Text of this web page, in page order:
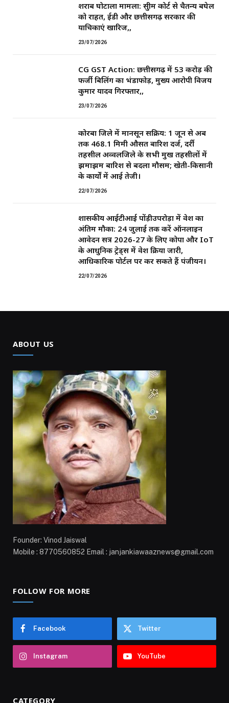
शराब घोटाला मामला: सुप्रीम कोर्ट से चैतन्य बघेल
को राहत, ईडी और छत्तीसगढ़ सरकार की
याचिकाएं खारिज,,
23/07/2026
CG GST Action: छत्तीसगढ़ में 53 करोड़ की
फर्जी बिलिंग का भंडाफोड़, मुख्य आरोपी विजय
कुमार यादव गिरफ्तार,,
23/07/2026
कोरबा जिले में मानसून सक्रिय: 1 जून से अब
तक 468.1 मिमी औसत बारिश दर्ज, दर्री
तहसील अव्वलजिले के सभी प्रमुख तहसीलों में
झमाझम बारिश से बदला मौसम; खेती-किसानी
के कार्यों में आई तेजी।
22/07/2026
शासकीय आईटीआई पोंड़ीउपरोड़ा में प्रवेश का
अंतिम मौका: 24 जुलाई तक करें ऑनलाइन
आवेदन सत्र 2026-27 के लिए कोपा और IoT
के आधुनिक ट्रेड्स में प्रवेश प्रक्रिया जारी,
आधिकारिक पोर्टल पर कर सकते हैं पंजीयन।
22/07/2026
ABOUT US
Founder: Vinod Jaiswal
Mobile : 8770560852 Email : janjankiawaaznews@gmail.com
FOLLOW FOR MORE
Facebook Twitter
Instagram YouTube
CATEGORY